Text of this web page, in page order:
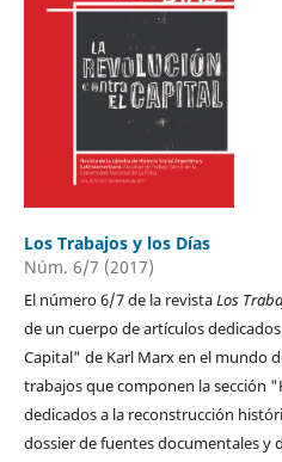
Los Trabajos y los Días
Núm. 6/7 (2017)
El número 6/7 de la revistaLos
de un cuerpo de artículos
Capital" de Karl Marx en el mundo
trabajos que componen la sección
dedicados a la reconstrucción
dossier de fuentes documentales y